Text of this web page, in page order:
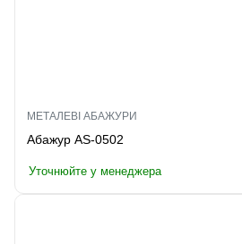
МЕТАЛЕВІ АБАЖУРИ
Абажур AS-0502
Уточнюйте у менеджера